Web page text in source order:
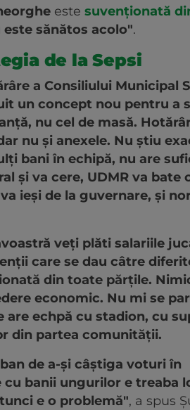
este suvenţionată
sănătos acolo".
de la Sepsi
a Consiliului Municipal
un concept nou pentru a
nu cel de masă.
nu şi anexele. Nu ştiu
bani în echipă, nu are
şi va cere, UDMR va bate
ieşi de la guvernare, şi
veţi plăti salariile
care se dau câtre
din toate părţile.
economic. Nu mi se
are echpă cu stadion, cu
din partea comunităţii.
de a-şi câştiga voturi în
cu banii ungurilor e treaba
e o problemă", a spus